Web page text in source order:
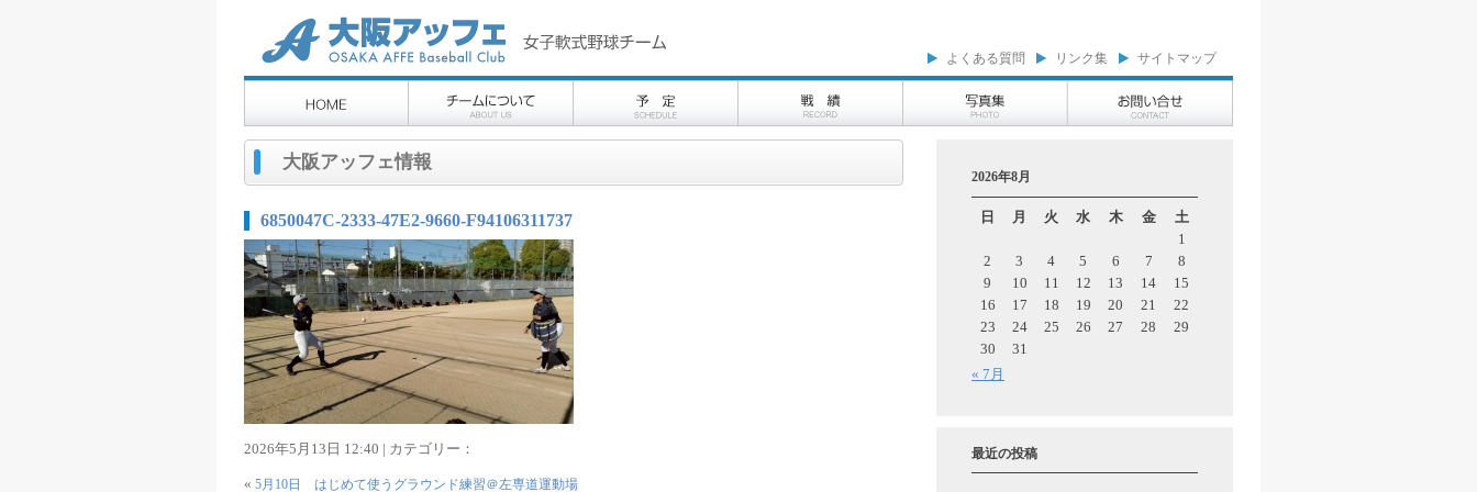
よくある質問 リンク集 サイトマップ
大阪アッフェ情報
6850047C-2333-47E2-9660-F94106311737
2026年5月13日 12:40 | カテゴリー：
« 5月10日 はじめて使うグラウンド練習＠左専道運動場
2026年8月
日 月 火 水 木 金 土
« 7月
1
2
3 4 5 6 7
8
9
10 11 12 13 14
15
16
17 18 19 20 21
22
23
24 25 26 27 28
29
30
31
最近の投稿